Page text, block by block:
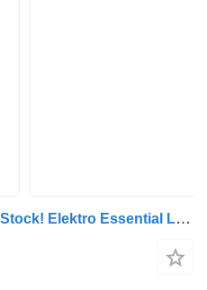
KIA PV5 Próximamente en Stock! Elektro Essential Long Range 71,2 kWh